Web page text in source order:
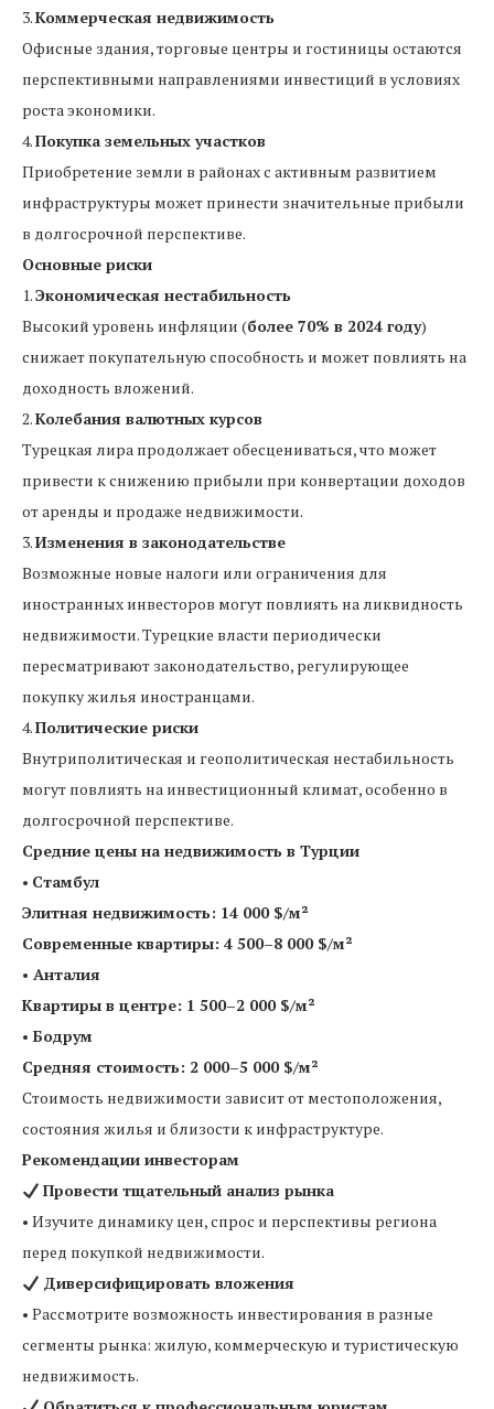
3.Коммерческая недвижимость
Офисные здания, торговые центры и гостиницы остаются
перспективными направлениями инвестиций в условиях
роста экономики.
4.Покупка земельных участков
Приобретение земли в районах с активным развитием
инфраструктуры может принести значительные прибыли
в долгосрочной перспективе.
Основные риски
1.Экономическая нестабильность
Высокий уровень инфляции (более 70% в 2024 году)
снижает покупательную способность и может повлиять на
доходность вложений.
2.Колебания валютных курсов
Турецкая лира продолжает обесцениваться, что может
привести к снижению прибыли при конвертации доходов
от аренды и продаже недвижимости.
3.Изменения в законодательстве
Возможные новые налоги или ограничения для
иностранных инвесторов могут повлиять на ликвидность
недвижимости. Турецкие власти периодически
пересматривают законодательство, регулирующее
покупку жилья иностранцами.
4.Политические риски
Внутриполитическая и геополитическая нестабильность
могут повлиять на инвестиционный климат, особенно в
долгосрочной перспективе.
Средние цены на недвижимость в Турции
• Стамбул
Элитная недвижимость: 14 000 $/м²
Современные квартиры: 4 500–8 000 $/м²
• Анталия
Квартиры в центре: 1 500–2 000 $/м²
• Бодрум
Средняя стоимость: 2 000–5 000 $/м²
Стоимость недвижимости зависит от местоположения,
состояния жилья и близости к инфраструктуре.
Рекомендации инвесторам
Провести тщательный анализ рынка
• Изучите динамику цен, спрос и перспективы региона
перед покупкой недвижимости.
Диверсифицировать вложения
• Рассмотрите возможность инвестирования в разные
сегменты рынка: жилую, коммерческую и туристическую
недвижимость.